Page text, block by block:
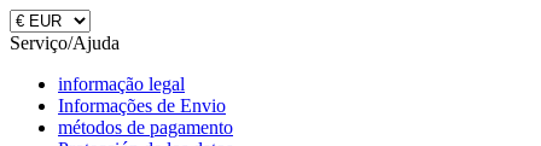
Serviço/Ajuda
informação legal
Informações de Envio
métodos de pagamento